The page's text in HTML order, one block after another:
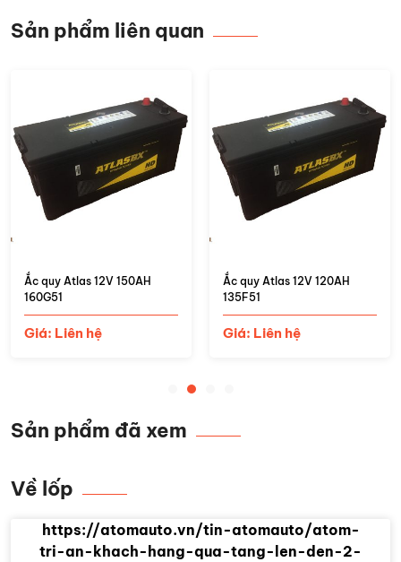
Sản phẩm liên quan
Ắc quy Atlas 12V 150AH
160G51
Giá: Liên hệ
Ắc quy Atlas 12V 120AH
135F51
Giá: Liên hệ
Sản phẩm đã xem
Về lốp
https://atomauto.vn/tin-atomauto/atom-
tri-an-khach-hang-qua-tang-len-den-2-